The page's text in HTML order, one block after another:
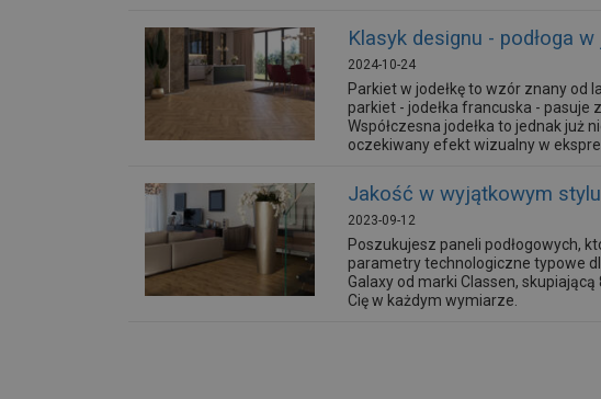
Klasyk designu - podłoga
2024-10-24
Parkiet w jodełkę to wzór znany od
parkiet - jodełka francuska -
Współczesna jodełka to jednak już
oczekiwany efekt wizualny w
Jakość w wyjątkowym
2023-09-12
Poszukujesz paneli podłogowych,
parametry technologiczne typowe
Galaxy od marki Classen,
Cię w każdym wymiarze.